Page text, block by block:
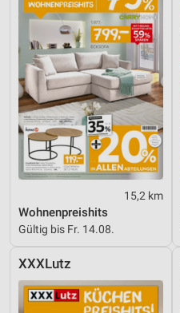
15,2 km
Wohnenpreishits
Gültig bis Fr. 14.08.
XXXLutz